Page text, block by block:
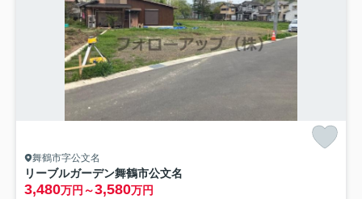
舞鶴市字公文名
リーブルガーデン舞鶴市公文名
3,480万円～3,580万円